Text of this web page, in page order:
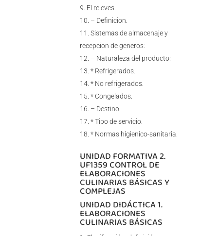
El releves:
– Definicion.
Sistemas de almacenaje y
recepcion de generos:
– Naturaleza del producto:
* Refrigerados.
* No refrigerados.
* Congelados.
– Destino:
* Tipo de servicio.
* Normas higienico-sanitaria.
UNIDAD FORMATIVA 2.
UF1359 CONTROL DE
ELABORACIONES
CULINARIAS BÁSICAS Y
COMPLEJAS
UNIDAD DIDÁCTICA 1.
ELABORACIONES
CULINARIAS BÁSICAS